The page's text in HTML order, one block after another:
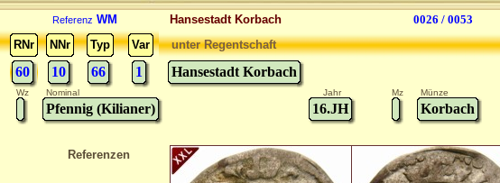
Referenz WM Hansestadt Korbach
0026 / 0053
RNr
NNr Typ Var
60 10 66 1
unter Regentschaft
Hansestadt Korbach
Wz Nominal Jahr Mz Münze
Pfennig (Kilianer) 16.JH Korbach
Referenzen